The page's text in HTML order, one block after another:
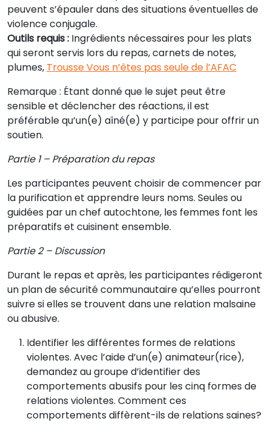
peuvent s’épauler dans des situations éventuelles de
violence conjugale.
Outils requis : Ingrédients nécessaires pour les plats
qui seront servis lors du repas, carnets de notes,
plumes, Trousse Vous n’êtes pas seule de l’AFAC
Remarque : Étant donné que le sujet peut être
sensible et déclencher des réactions, il est
préférable qu’un(e) aîné(e) y participe pour offrir un
soutien.
Partie 1 – Préparation du repas
Les participantes peuvent choisir de commencer par
la purification et apprendre leurs noms. Seules ou
guidées par un chef autochtone, les femmes font les
préparatifs et cuisinent ensemble.
Partie 2 – Discussion
Durant le repas et après, les participantes rédigeront
un plan de sécurité communautaire qu’elles pourront
suivre si elles se trouvent dans une relation malsaine
ou abusive.
Identifier les différentes formes de relations
violentes. Avec l’aide d’un(e) animateur(rice),
demandez au groupe d’identifier des
comportements abusifs pour les cinq formes de
relations violentes. Comment ces
comportements diffèrent-ils de relations saines?